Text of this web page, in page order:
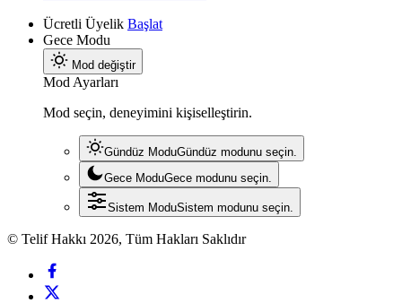
Ücretli Üyelik Başlat
Gece Modu
Mod değiştir
Mod Ayarları
Mod seçin, deneyimini kişiselleştirin.
Gündüz ModuGündüz modunu seçin.
Gece ModuGece modunu seçin.
Sistem ModuSistem modunu seçin.
© Telif Hakkı 2026, Tüm Hakları Saklıdır